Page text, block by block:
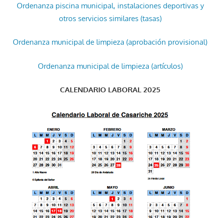
Ordenanza piscina municipal, instalaciones deportivas y
otros servicios similares (tasas)
Ordenanza municipal de limpieza (aprobación provisional)
Ordenanza municipal de limpieza (artículos)
CALENDARIO LABORAL 2025